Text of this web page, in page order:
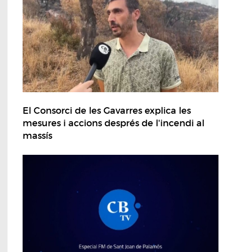
El Consorci de les Gavarres explica les
mesures i accions després de l'incendi al
massís